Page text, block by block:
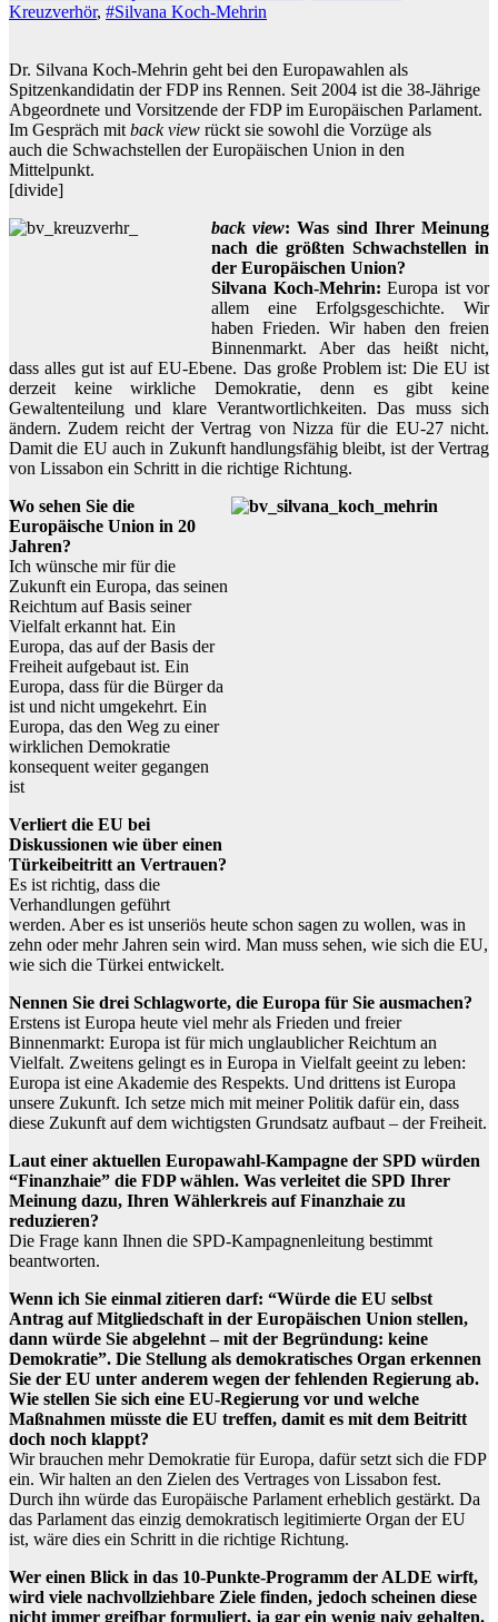
Kreuzverhör, #Silvana Koch-Mehrin
Dr. Silvana Koch-Mehrin geht bei den Europawahlen als
Spitzenkandidatin der FDP ins Rennen. Seit 2004 ist die 38-Jährige
Abgeordnete und Vorsitzende der FDP im Europäischen Parlament.
Im Gespräch mitback view rückt sie sowohl die Vorzüge als
auch die Schwachstellen der Europäischen Union in den
Mittelpunkt.
[divide]
back view: Was sind Ihrer Meinung
nach die größten Schwachstellen in
der Europäischen Union?
Silvana Koch-Mehrin: Europa ist vor
allem eine Erfolgsgeschichte. Wir
haben Frieden. Wir haben den freien
Binnenmarkt. Aber das heißt nicht,
dass alles gut ist auf EU-Ebene. Das große Problem ist: Die EU ist
derzeit keine wirkliche Demokratie, denn es gibt keine
Gewaltenteilung und klare Verantwortlichkeiten. Das muss sich
ändern. Zudem reicht der Vertrag von Nizza für die EU-27 nicht.
Damit die EU auch in Zukunft handlungsfähig bleibt, ist der Vertrag
von Lissabon ein Schritt in die richtige Richtung.
Wo sehen Sie die
Europäische Union in 20
Jahren?
Ich wünsche mir für die
Zukunft ein Europa, das seinen
Reichtum auf Basis seiner
Vielfalt erkannt hat. Ein
Europa, das auf der Basis der
Freiheit aufgebaut ist. Ein
Europa, dass für die Bürger da
ist und nicht umgekehrt. Ein
Europa, das den Weg zu einer
wirklichen Demokratie
konsequent weiter gegangen
ist
Verliert die EU bei
Diskussionen wie über einen
Türkeibeitritt an Vertrauen?
Es ist richtig, dass die
Verhandlungen geführt
werden. Aber es ist unseriös heute schon sagen zu wollen, was in
zehn oder mehr Jahren sein wird. Man muss sehen, wie sich die EU,
wie sich die Türkei entwickelt.
Nennen Sie drei Schlagworte, die Europa für Sie ausmachen?
Erstens ist Europa heute viel mehr als Frieden und freier
Binnenmarkt: Europa ist für mich unglaublicher Reichtum an
Vielfalt. Zweitens gelingt es in Europa in Vielfalt geeint zu leben:
Europa ist eine Akademie des Respekts. Und drittens ist Europa
unsere Zukunft. Ich setze mich mit meiner Politik dafür ein, dass
diese Zukunft auf dem wichtigsten Grundsatz aufbaut – der Freiheit.
Laut einer aktuellen Europawahl-Kampagne der SPD würden
“Finanzhaie” die FDP wählen. Was verleitet die SPD Ihrer
Meinung dazu, Ihren Wählerkreis auf Finanzhaie zu
reduzieren?
Die Frage kann Ihnen die SPD-Kampagnenleitung bestimmt
beantworten.
Wenn ich Sie einmal zitieren darf: “Würde die EU selbst
Antrag auf Mitgliedschaft in der Europäischen Union stellen,
dann würde Sie abgelehnt – mit der Begründung: keine
Demokratie”. Die Stellung als demokratisches Organ erkennen
Sie der EU unter anderem wegen der fehlenden Regierung ab.
Wie stellen Sie sich eine EU-Regierung vor und welche
Maßnahmen müsste die EU treffen, damit es mit dem Beitritt
doch noch klappt?
Wir brauchen mehr Demokratie für Europa, dafür setzt sich die FDP
ein. Wir halten an den Zielen des Vertrages von Lissabon fest.
Durch ihn würde das Europäische Parlament erheblich gestärkt. Da
das Parlament das einzig demokratisch legitimierte Organ der EU
ist, wäre dies ein Schritt in die richtige Richtung.
Wer einen Blick in das 10-Punkte-Programm der ALDE wirft,
wird viele nachvollziehbare Ziele finden, jedoch scheinen diese
nicht immer greifbar formuliert, ja gar ein wenig naiv gehalten.